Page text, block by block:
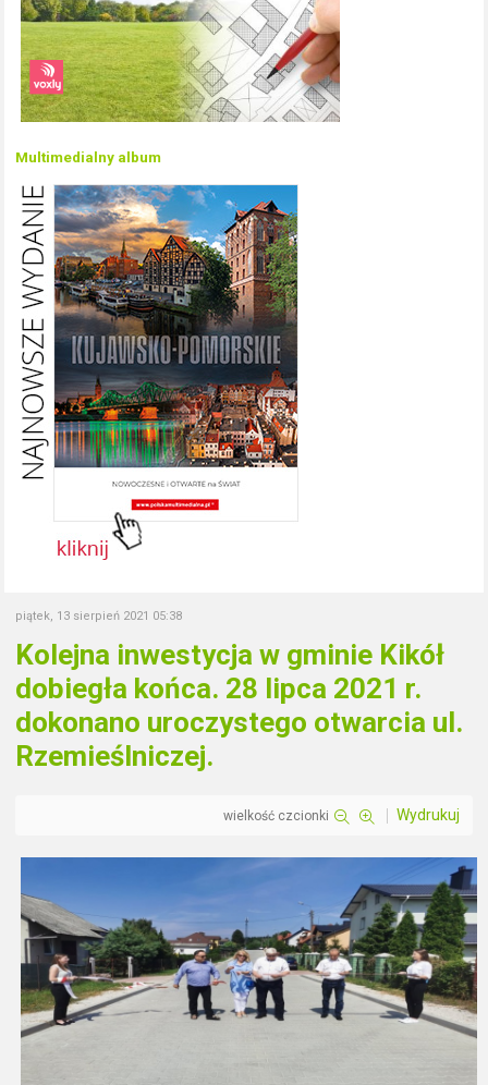
Multimedialny album
piątek, 13 sierpień 2021 05:38
Kolejna inwestycja w gminie Kikół
dobiegła końca. 28 lipca 2021 r.
dokonano uroczystego otwarcia ul.
Rzemieślniczej.
wielkość czcionki Wydrukuj